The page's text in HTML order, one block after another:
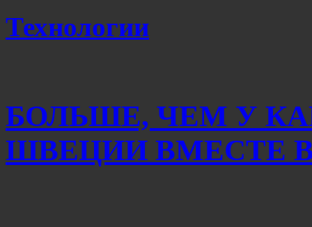
Технологии
БОЛЬШЕ, ЧЕМ У
ШВЕЦИИ ВМЕСТЕ